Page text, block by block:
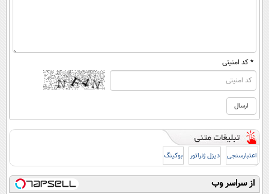
* کد امنیتی
اعتبارسنجی دیزل ژنراتور بوکینگ
از سراسر وب